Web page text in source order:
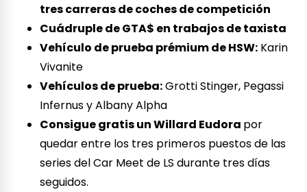
tres carreras de coches de competición
Cuádruple de GTA$ en trabajos de taxista
Vehículo de prueba prémium de HSW: Karin
Vivanite
Vehículos de prueba:Grotti Stinger, Pegassi
Infernus y Albany Alpha
Consigue gratis un Willard Eudora por
quedar entre los tres primeros puestos de las
series del Car Meet de LS durante tres días
seguidos.